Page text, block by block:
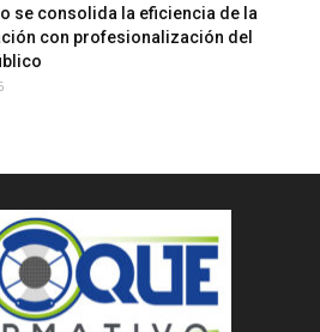
se consolida la eficiencia de la
con profesionalización del